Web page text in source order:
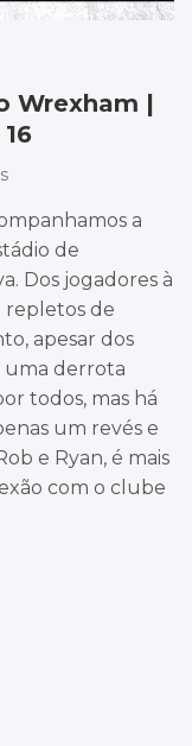
Wrexham |
a
de
Dos jogadores à
repletos de
apesar dos
uma derrota
todos, mas há
um revés e
e Ryan, é mais
com o clube